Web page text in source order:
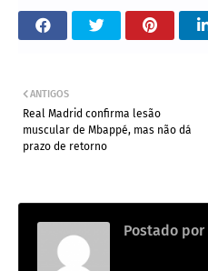
ANTIGOS
Real Madrid confirma lesão
muscular de Mbappé, mas não dá
prazo de retorno
Postado por